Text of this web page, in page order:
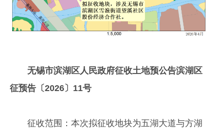
无锡市滨湖区人民政府征收土地预公告滨湖区
征预告〔2026〕11号
征收范围：本次拟征收地块为五湖大道与方湖